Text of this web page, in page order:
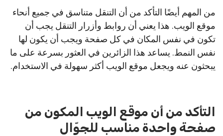
من المهم أيضًا التأكد من أن التنقل متناسق في جميع أنحاء
موقع الويب. هذا يعني أن روابط وأزرار التنقل يجب أن
تكون في نفس المكان في كل صفحة ويجب أن يكون لها
نفس النمط. يساعد هذا الزائرين في العثور بسرعة على ما
يبحثون عنه ويجعل موقع الويب أكثر سهولة في الاستخدام.
التأكد من أن موقع الويب المكون من
صفحة واحدة مناسب للجوّال